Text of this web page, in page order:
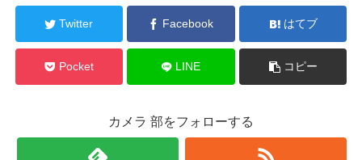
Twitter Facebook はてブ
Pocket LINE コピー
カメラ 部をフォローする